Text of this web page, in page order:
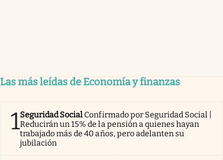
Las más leídas de Economía y finanzas
1Seguridad Social Confirmado por Seguridad Social |
Reducirán un 15% de la pensión a quienes hayan
trabajado más de 40 años, pero adelanten su
jubilación